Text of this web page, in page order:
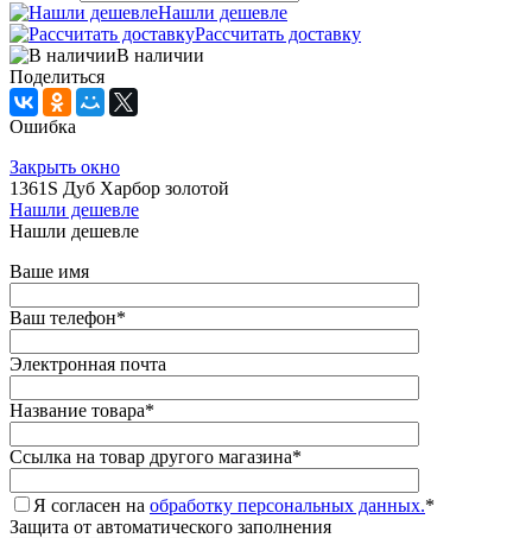
Нашли дешевле
Рассчитать доставку
В наличии
Поделиться
Ошибка
Закрыть окно
1361S Дуб Харбор золотой
Нашли дешевле
Нашли дешевле
Ваше имя
Ваш телефон*
Электронная почта
Название товара*
Ссылка на товар другого магазина*
Я согласен на обработку персональных данных.*
Защита от автоматического заполнения